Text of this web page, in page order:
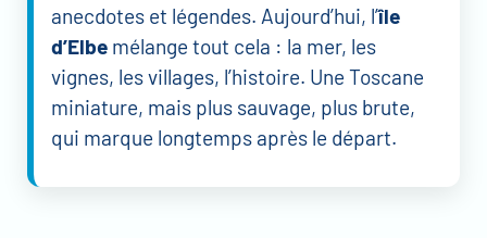
anecdotes et légendes. Aujourd’hui, l’île
d’Elbe mélange tout cela : la mer, les
vignes, les villages, l’histoire. Une Toscane
miniature, mais plus sauvage, plus brute,
qui marque longtemps après le départ.